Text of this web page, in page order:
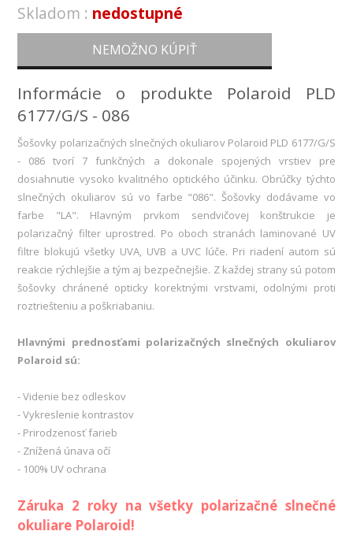
Skladom : nedostupné
NEMOŽNO KÚPIŤ
Informácie o produkte Polaroid PLD
6177/G/S - 086
Šošovky polarizačných slnečných okuliarov Polaroid PLD 6177/G/S
- 086 tvorí 7 funkčných a dokonale spojených vrstiev pre
dosiahnutie vysoko kvalitného optického účinku. Obrúčky týchto
slnečných okuliarov sú vo farbe "086". Šošovky dodávame vo
farbe "LA". Hlavným prvkom sendvičovej konštrukcie je
polarizačný filter uprostred. Po oboch stranách laminované UV
filtre blokujú všetky UVA, UVB a UVC lúče. Pri riadení autom sú
reakcie rýchlejšie a tým aj bezpečnejšie. Z každej strany sú potom
šošovky chránené opticky korektnými vrstvami, odolnými proti
roztriešteniu a poškriabaniu.
Hlavnými prednosťami polarizačných slnečných okuliarov
Polaroid sú:
- Videnie bez odleskov
- Vykreslenie kontrastov
- Prirodzenosť farieb
- Znížená únava očí
- 100% UV ochrana
Záruka 2 roky na všetky polarizačné slnečné
okuliare Polaroid!